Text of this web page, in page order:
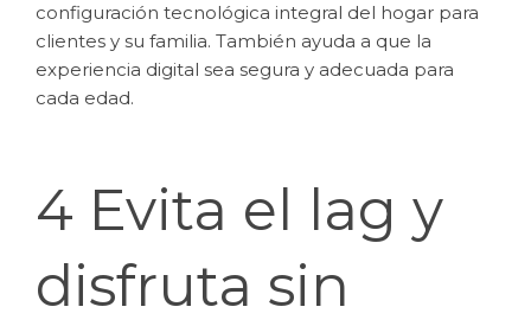
configuración tecnológica integral del hogar para
clientes y su familia. También ayuda a que la
experiencia digital sea segura y adecuada para
cada edad.
4 Evita el lag y
disfruta sin